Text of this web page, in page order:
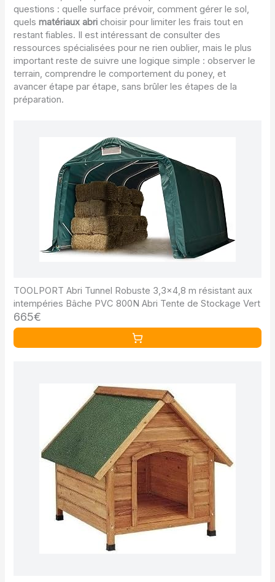
questions : quelle surface prévoir, comment gérer le sol,
quelsmatériaux abri choisir pour limiter les frais tout en
restant fiables. Il est intéressant de consulter des
ressources spécialisées pour ne rien oublier, mais le plus
important reste de suivre une logique simple : observer le
terrain, comprendre le comportement du poney, et
avancer étape par étape, sans brûler les étapes de la
préparation.
TOOLPORT Abri Tunnel Robuste 3,3x4,8 m résistant aux
intempéries Bâche PVC 800N Abri Tente de Stockage Vert
665€